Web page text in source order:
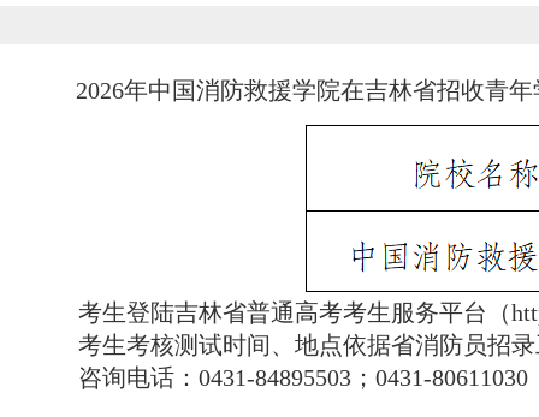
2026年中国消防救援学院在吉林省招收青
考生登陆吉林省普通高考考生服务平台（
考生考核测试时间、地点依据省消防员招录
咨询电话：0431-84895503；0431-80611030